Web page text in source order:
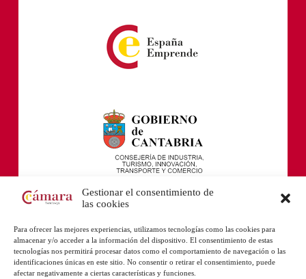
Gestionar el consentimiento de
las cookies
Para ofrecer las mejores experiencias, utilizamos tecnologías como las cookies para
almacenar y/o acceder a la información del dispositivo. El consentimiento de estas
tecnologías nos permitirá procesar datos como el comportamiento de navegación o las
identificaciones únicas en este sitio. No consentir o retirar el consentimiento, puede
afectar negativamente a ciertas características y funciones.